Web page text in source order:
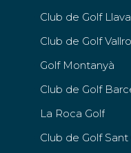
Club de Golf
Club de Golf
Golf Montanyà
Club de Golf
La Roca Golf
Club de Golf